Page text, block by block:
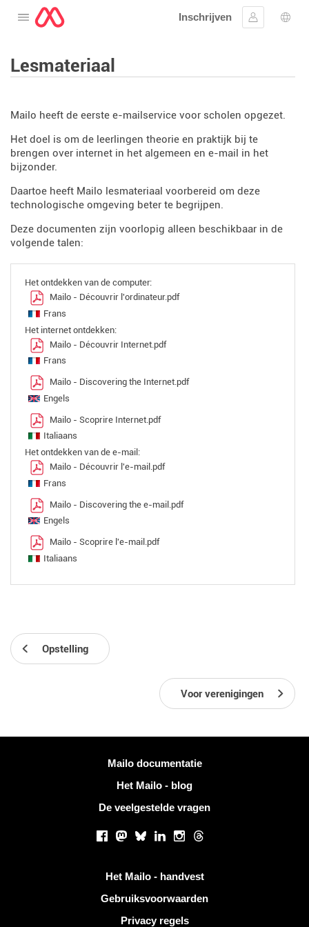
Open het menu
Inschrijven
Aanmelden
Taal
Lesmateriaal
Mailo heeft de eerste e-mailservice voor scholen opgezet.
Het doel is om de leerlingen theorie en praktijk bij te
brengen over internet in het algemeen en e-mail in het
bijzonder.
Daartoe heeft Mailo lesmateriaal voorbereid om deze
technologische omgeving beter te begrijpen.
Deze documenten zijn voorlopig alleen beschikbaar in de
volgende talen:
Het ontdekken van de computer:
Mailo - Découvrir l'ordinateur.pdf
Frans
Het internet ontdekken:
Mailo - Découvrir Internet.pdf
Frans
Mailo - Discovering the Internet.pdf
Engels
Mailo - Scoprire Internet.pdf
Italiaans
Het ontdekken van de e-mail:
Mailo - Découvrir l'e-mail.pdf
Frans
Mailo - Discovering the e-mail.pdf
Engels
Mailo - Scoprire l'e-mail.pdf
Italiaans
Opstelling
Voor verenigingen
Mailo documentatie
Het Mailo - blog
De veelgestelde vragen
Facebook
Mastodon
BlueskyLinkedInInstagram
Threads
Het Mailo - handvest
Gebruiksvoorwaarden
Privacy regels